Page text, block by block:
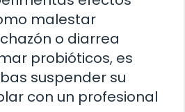
malestar
o diarrea
probióticos, es
suspender su
con un profesional